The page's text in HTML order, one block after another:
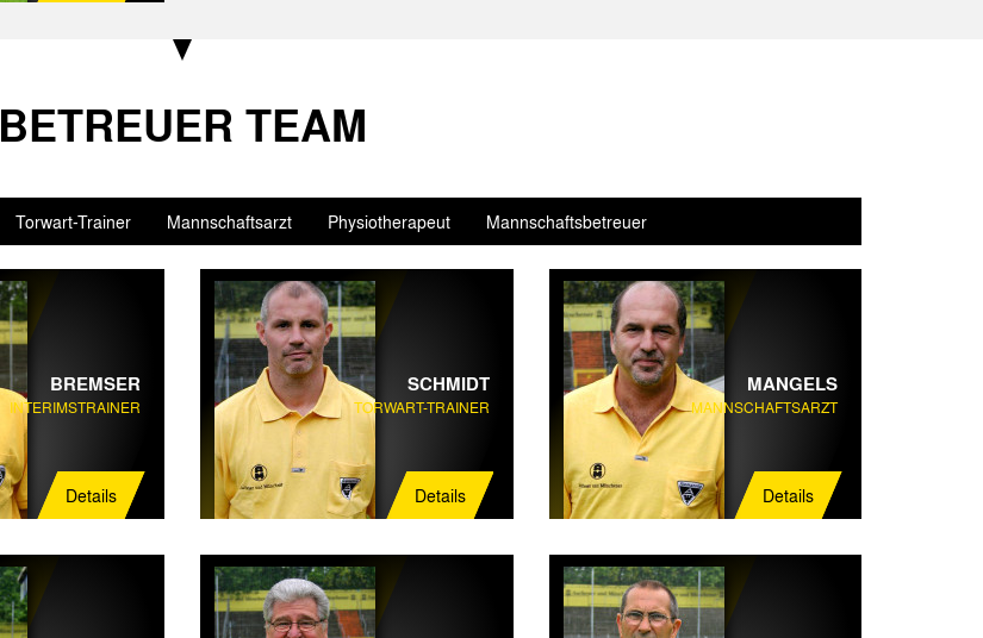
BETREUER TEAM
Torwart-Trainer Mannschaftsarzt Physiotherapeut Mannschaftsbetreuer
BREMSER
INTERIMSTRAINER
Details
SCHMIDT
TORWART-TRAINER
Details
MANGELS
MANNSCHAFTSARZT
Details